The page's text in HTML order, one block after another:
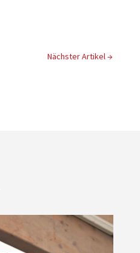
Nächster Artikel →